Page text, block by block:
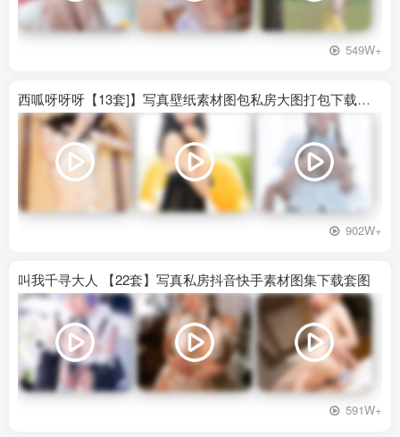
549W+
西呱呀呀呀【13套]】写真壁纸素材图包私房大图打包下载百度网盘
902W+
叫我千寻大人 【22套】写真私房抖音快手素材图集下载套图
591W+